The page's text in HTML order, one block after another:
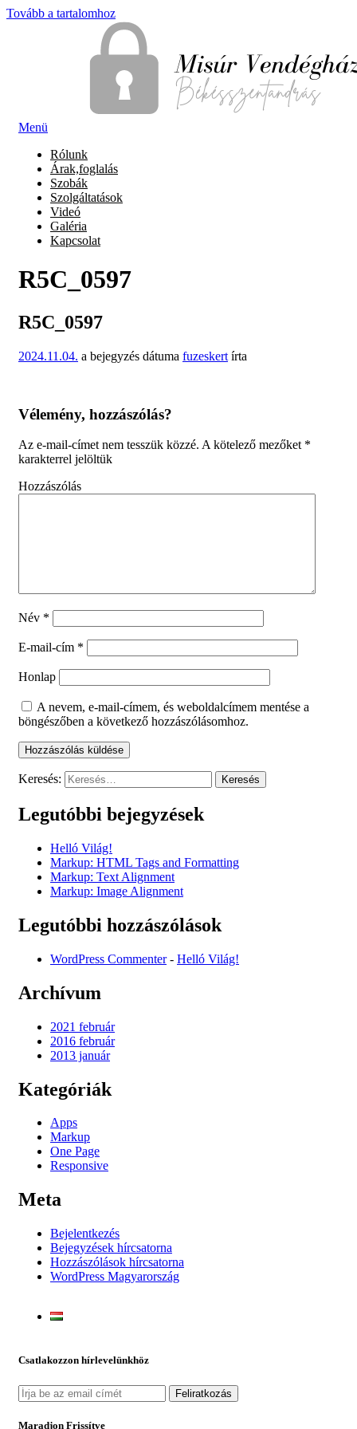
Tovább a tartalomhoz
Menü
Rólunk
Árak,foglalás
Szobák
Szolgáltatások
Videó
Galéria
Kapcsolat
R5C_0597
R5C_0597
2024.11.04. a bejegyzés dátuma fuzeskert írta
Vélemény, hozzászólás?
Az e-mail-címet nem tesszük közzé. A kötelező mezőket *
karakterrel jelöltük
Hozzászólás
Név *
E-mail-cím *
Honlap
A nevem, e-mail-címem, és weboldalcímem mentése a
böngészőben a következő hozzászólásomhoz.
Keresés:
Legutóbbi bejegyzések
Helló Világ!
Markup: HTML Tags and Formatting
Markup: Text Alignment
Markup: Image Alignment
Legutóbbi hozzászólások
WordPress Commenter- Helló Világ!
Archívum
2021 február
2016 február
2013 január
Kategóriák
Apps
Markup
One Page
Responsive
Meta
Bejelentkezés
Bejegyzések hírcsatorna
Hozzászólások hírcsatorna
WordPress Magyarország
Csatlakozzon hírlevelünkhöz
Maradjon Frissítve